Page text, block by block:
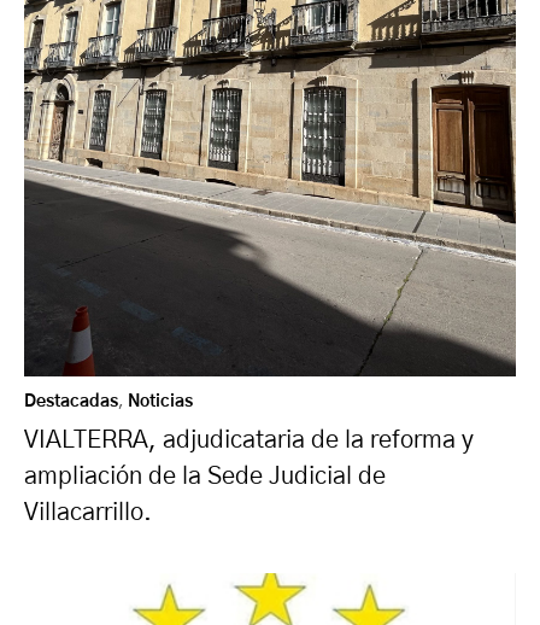
Destacadas, Noticias
VIALTERRA, adjudicataria de la reforma y
ampliación de la Sede Judicial de
Villacarrillo.